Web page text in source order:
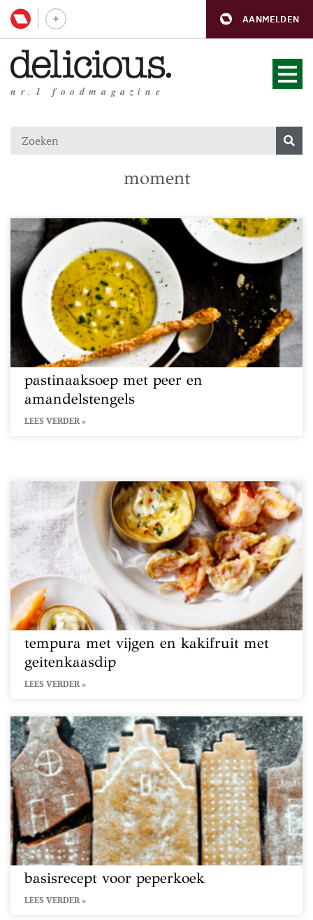
AANMELDEN
nr.1 foodmagazine
moment
pastinaaksoep met peer en
amandelstengels
LEES VERDER »
tempura met vijgen en kakifruit met
geitenkaasdip
LEES VERDER »
basisrecept voor peperkoek
LEES VERDER »